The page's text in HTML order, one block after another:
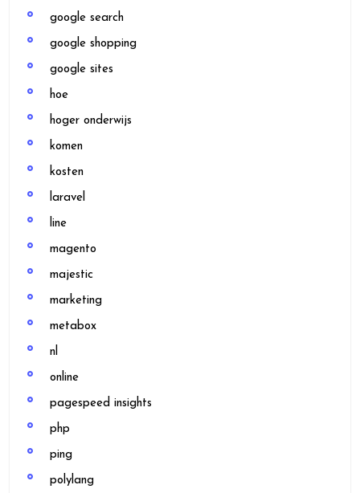
google search
google shopping
google sites
hoe
hoger onderwijs
komen
kosten
laravel
line
magento
majestic
marketing
metabox
nl
online
pagespeed insights
php
ping
polylang